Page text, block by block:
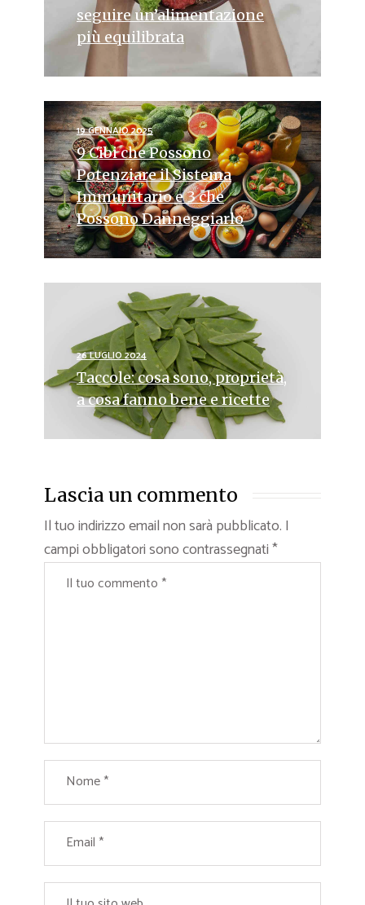
seguire un’alimentazione
più equilibrata
19 GENNAIO 2025
9 Cibi che Possono
Potenziare il Sistema
Immunitario e 3 che
Possono Danneggiarlo
26 LUGLIO 2024
Taccole: cosa sono, proprietà,
a cosa fanno bene e ricette
Lascia un commento
Il tuo indirizzo email non sarà pubblicato. I
campi obbligatori sono contrassegnati*